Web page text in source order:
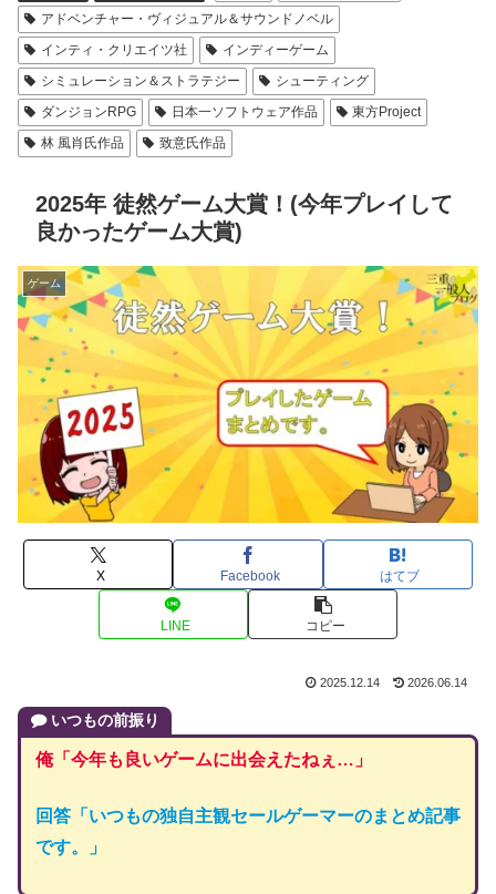
アドベンチャー・ヴィジュアル＆サウンドノベル
インティ・クリエイツ社
インディーゲーム
シミュレーション＆ストラテジー
シューティング
ダンジョンRPG
日本一ソフトウェア作品
東方Project
林 風肖氏作品
致意氏作品
2025年 徒然ゲーム大賞！(今年プレイして
良かったゲーム大賞)
ゲーム
X Facebook はてブ
LINE コピー
2025.12.14 2026.06.14
いつもの前振り
俺「今年も良いゲームに出会えたねぇ…」
回答「いつもの独自主観セールゲーマーのまとめ記事
です。」